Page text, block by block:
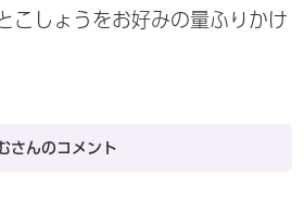
こしょうをお好みの量ふりかけ
さんのコメント